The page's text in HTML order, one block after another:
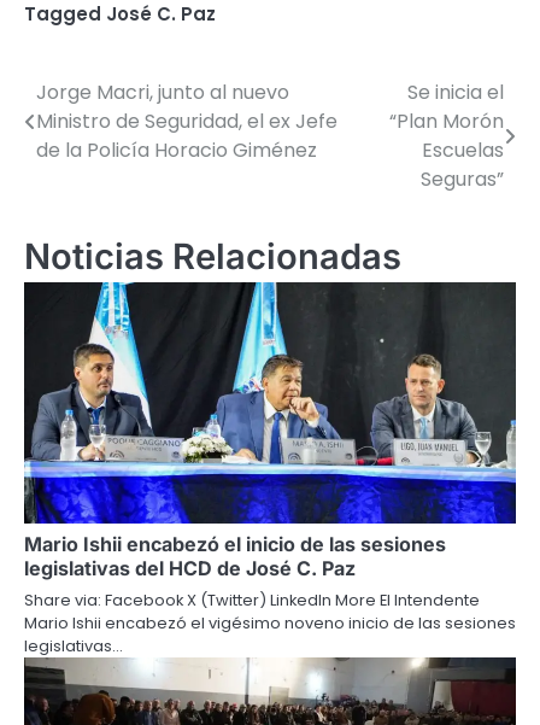
Tagged José C. Paz
Navegación
de
Jorge Macri, junto al nuevo
Ministro de Seguridad, el ex Jefe
de la Policía Horacio Giménez
Se inicia el
“Plan Morón
Escuelas
Seguras”
Noticias Relacionadas
Mario Ishii encabezó el inicio de las sesiones
legislativas del HCD de José C. Paz
Share via: Facebook X (Twitter) LinkedIn More El Intendente
Mario Ishii encabezó el vigésimo noveno inicio de las sesiones
legislativas…